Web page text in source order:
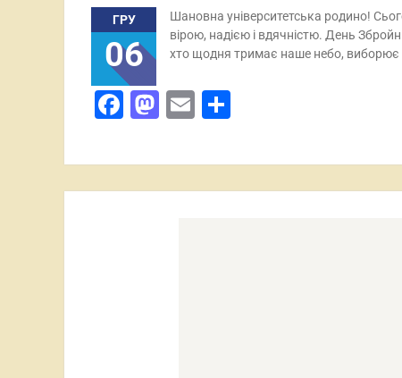
ГРУ
06
Шановна університетська родино!
вірою, надією і вдячністю. День
хто щодня тримає наше небо, виборює
Facebook
Mastodon
Email